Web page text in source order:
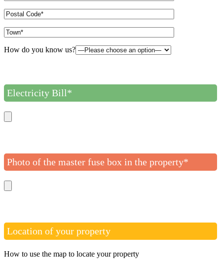
How do you know us?
Electricity Bill*
Photo of the master fuse box in the property*
Location of your property
How to use the map to locate your property